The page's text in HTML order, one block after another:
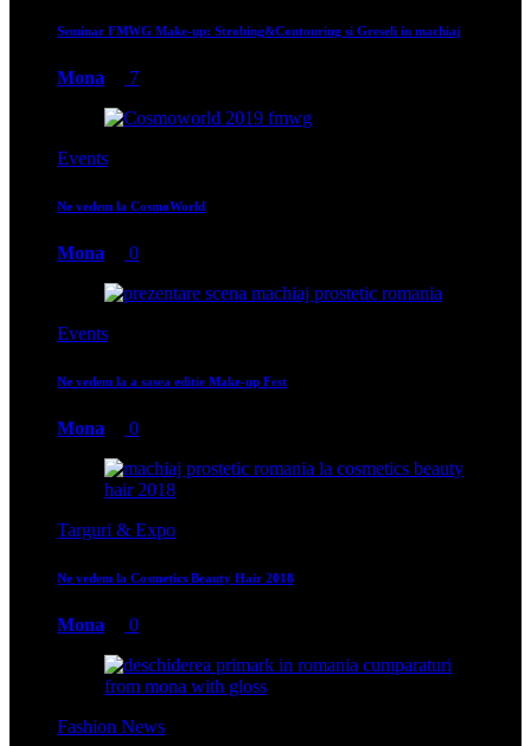
Seminar FMWG Make-up: Strobing&Contouring si Greseli in machiaj
Mona 7
Events
Ne vedem la CosmoWorld
Mona 0
Events
Ne vedem la a sasea editie Make-up Fest
Mona 0
Targuri & Expo
Ne vedem la Cosmetics Beauty Hair 2018
Mona 0
Fashion News